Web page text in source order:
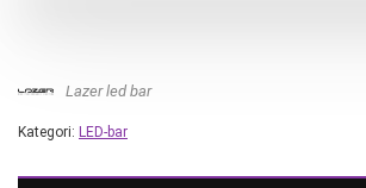
Lazer led bar
Kategori: LED-bar